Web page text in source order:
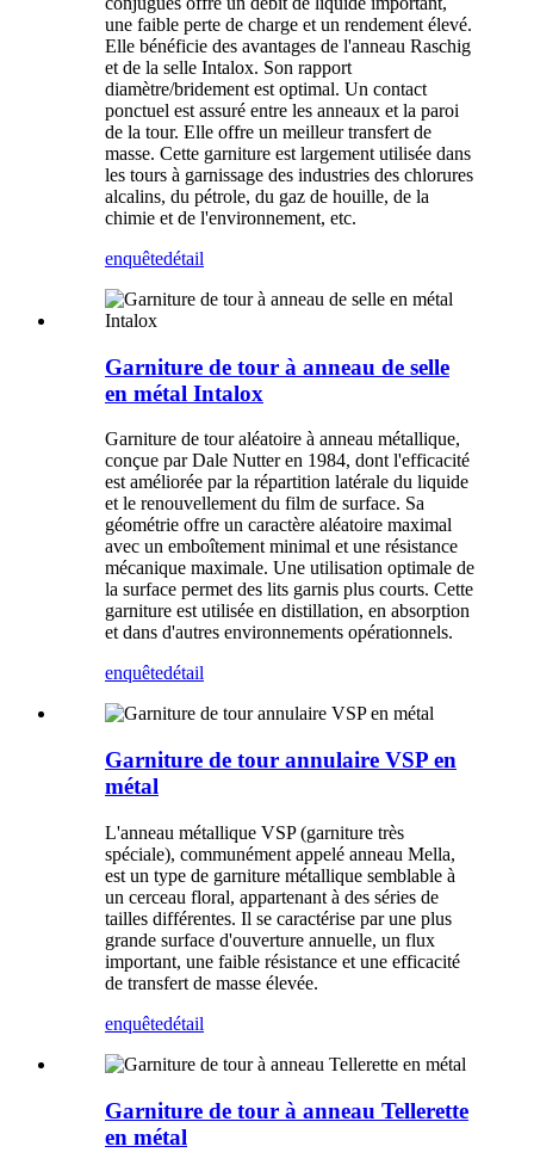
une faible perte de charge et un rendement élevé.
Elle bénéficie des avantages de l'anneau Raschig
et de la selle Intalox. Son rapport
diamètre/bridement est optimal. Un contact
ponctuel est assuré entre les anneaux et la paroi
de la tour. Elle offre un meilleur transfert de
masse. Cette garniture est largement utilisée dans
les tours à garnissage des industries des chlorures
alcalins, du pétrole, du gaz de houille, de la
chimie et de l'environnement, etc.
enquêtedétail
Garniture de tour à anneau de selle
en métal Intalox
Garniture de tour aléatoire à anneau métallique,
conçue par Dale Nutter en 1984, dont l'efficacité
est améliorée par la répartition latérale du liquide
et le renouvellement du film de surface. Sa
géométrie offre un caractère aléatoire maximal
avec un emboîtement minimal et une résistance
mécanique maximale. Une utilisation optimale de
la surface permet des lits garnis plus courts. Cette
garniture est utilisée en distillation, en absorption
et dans d'autres environnements opérationnels.
enquêtedétail
Garniture de tour annulaire VSP en
métal
L'anneau métallique VSP (garniture très
spéciale), communément appelé anneau Mella,
est un type de garniture métallique semblable à
un cerceau floral, appartenant à des séries de
tailles différentes. Il se caractérise par une plus
grande surface d'ouverture annuelle, un flux
important, une faible résistance et une efficacité
de transfert de masse élevée.
enquêtedétail
Garniture de tour à anneau Tellerette
en métal